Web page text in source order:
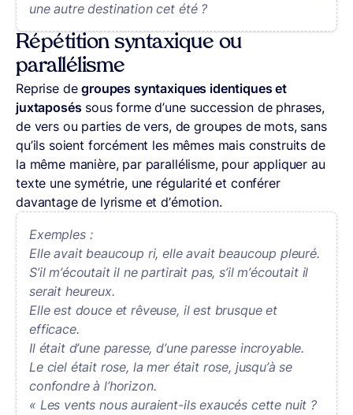
une autre destination cet été ?
Répétition syntaxique ou
parallélisme
Reprise degroupes syntaxiques identiques et
juxtaposéssous forme d’une succession de phrases,
de vers ou parties de vers, de groupes de mots, sans
qu’ils soient forcément les mêmes mais construits de
la même manière, par parallélisme, pour appliquer au
texte une symétrie, une régularité et conférer
davantage de lyrisme et d’émotion.
Exemples :
Elle avait beaucoup ri, elle avait beaucoup pleuré.
S’il m’écoutait il ne partirait pas, s’il m’écoutait il
serait heureux.
Elle est douce et rêveuse, il est brusque et
efficace.
Il était d’une paresse, d’une paresse incroyable.
Le ciel était rose, la mer était rose, jusqu’à se
confondre à l’horizon.
« Les vents nous auraient-ils exaucés cette nuit ?